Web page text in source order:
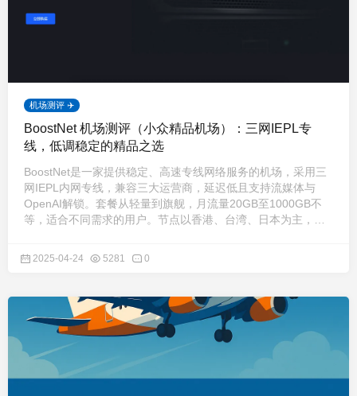
机场测评 ✈️
BoostNet 机场测评（小众精品机场）：三网IEPL专
线，低调稳定的精品之选
BoostNet是一家提供稳定、高速专线网络服务的机场，采用三
网IEPL内网专线，兼容三大运营商，延迟低且支持流媒体与
OpenAI解锁。套餐从轻量到旗舰，月流量20GB至1000GB不
等，适合不同需求的用户。节点以香港、台湾、日本为主，性
2025-04-24 5281 0